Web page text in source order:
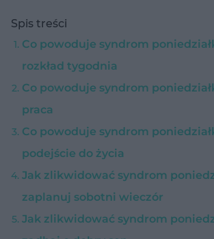
Spis treści
Co powoduje syndrom
rozkład tygodnia
Co powoduje syndrom
praca
Co powoduje syndrom
podejście do życia
Jak zlikwidować syndrom
zaplanuj sobotni wieczór
Jak zlikwidować syndrom